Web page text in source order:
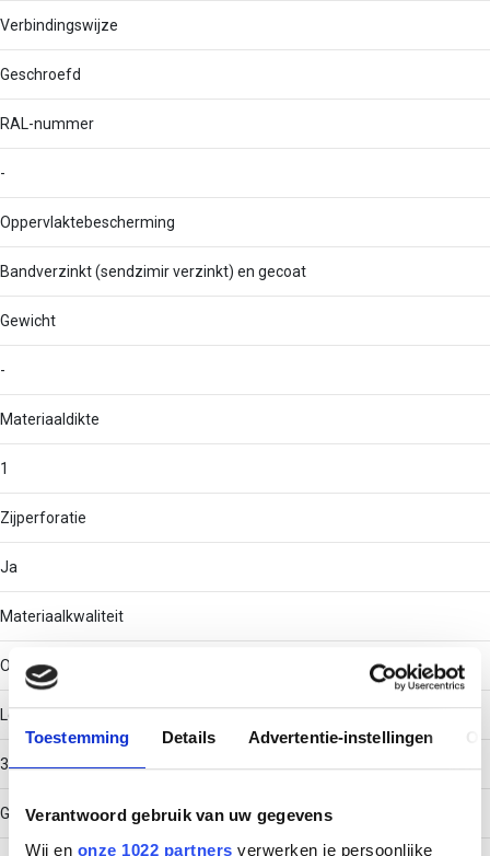
Toestemming Details Advertentie-instellingen
Verantwoord gebruik van uw gegevens
Wij en onze 1022 partners verwerken je persoonlijke
Verbindingswijze
Geschroefd
RAL-nummer
-
Oppervlaktebescherming
Bandverzinkt (sendzimir verzinkt) en gecoat
Gewicht
-
Materiaaldikte
1
Zijperforatie
Ja
Materiaalkwaliteit
Overig
Lengte
3000
Gebruikstemperatuur